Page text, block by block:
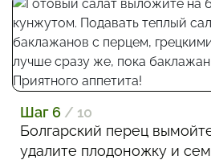
Шаг 6 / 10
Болгарский перец
удалите плодоножку и